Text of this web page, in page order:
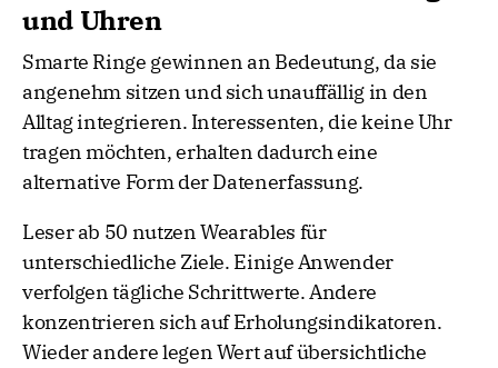
und Uhren
Smarte Ringe gewinnen an Bedeutung, da sie
angenehm sitzen und sich unauffällig in den
Alltag integrieren. Interessenten, die keine Uhr
tragen möchten, erhalten dadurch eine
alternative Form der Datenerfassung.
Leser ab 50 nutzen Wearables für
unterschiedliche Ziele. Einige Anwender
verfolgen tägliche Schrittwerte. Andere
konzentrieren sich auf Erholungsindikatoren.
Wieder andere legen Wert auf übersichtliche